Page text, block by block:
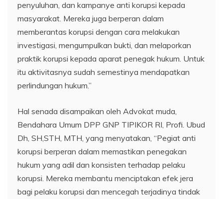
penyuluhan, dan kampanye anti korupsi kepada
masyarakat. Mereka juga berperan dalam
memberantas korupsi dengan cara melakukan
investigasi, mengumpulkan bukti, dan melaporkan
praktik korupsi kepada aparat penegak hukum. Untuk
itu aktivitasnya sudah semestinya mendapatkan
perlindungan hukum.”
Hal senada disampaikan oleh Advokat muda,
Bendahara Umum DPP GNP TIPIKOR RI, Profi. Ubud
Dh, SH,STH, MTH, yang menyatakan, “Pegiat anti
korupsi berperan dalam memastikan penegakan
hukum yang adil dan konsisten terhadap pelaku
korupsi. Mereka membantu menciptakan efek jera
bagi pelaku korupsi dan mencegah terjadinya tindak